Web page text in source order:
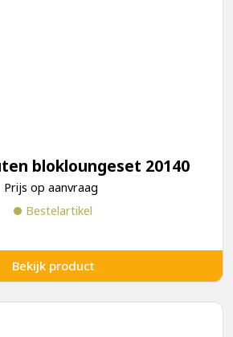
blokloungeset 20140
Prijs op aanvraag
Bestelartikel
Bekijk product